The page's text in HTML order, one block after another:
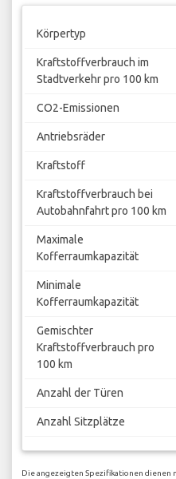
Körpertyp
Kraftstoffverbrauch im
Stadtverkehr pro 100 km
CO2-Emissionen
Antriebsräder
Kraftstoff
Kraftstoffverbrauch bei
Autobahnfahrt pro 100 km
Maximale
Kofferraumkapazität
Minimale
Kofferraumkapazität
Gemischter
Kraftstoffverbrauch pro
100 km
Anzahl der Türen
Anzahl Sitzplätze
Die angezeigten Spezifikationen dienen